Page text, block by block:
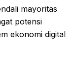
mayoritas
potensi
ekonomi digital